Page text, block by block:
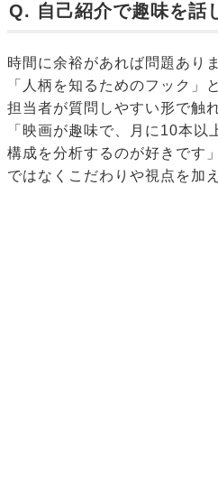
Q. 自己紹介で趣味を話
時間に余裕があれば問題あり
「人柄を知るためのフック」
担当者が質問しやすい形で触
「映画が趣味で、月に10本
構成を分析するのが好きです
ではなくこだわりや視点を加